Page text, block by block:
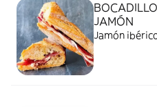
JAMÓN
Jamón